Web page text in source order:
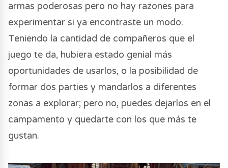
armas poderosas pero no hay razones para
experimentar si ya encontraste un modo.
Teniendo la cantidad de compañeros que el
juego te da, hubiera estado genial más
oportunidades de usarlos, o la posibilidad de
formar dos parties y mandarlos a diferentes
zonas a explorar; pero no, puedes dejarlos en el
campamento y quedarte con los que más te
gustan.